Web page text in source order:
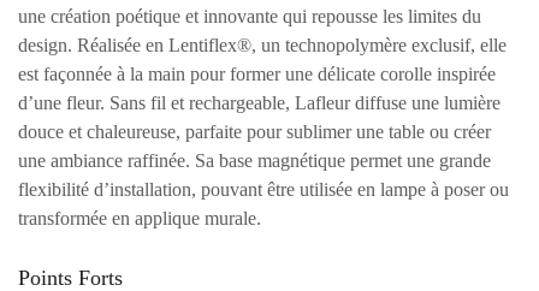
une création poétique et innovante qui repousse les limites du
design. Réalisée en Lentiflex®, un technopolymère exclusif, elle
est façonnée à la main pour former une délicate corolle inspirée
d’une fleur. Sans fil et rechargeable, Lafleur diffuse une lumière
douce et chaleureuse, parfaite pour sublimer une table ou créer
une ambiance raffinée. Sa base magnétique permet une grande
flexibilité d’installation, pouvant être utilisée en lampe à poser ou
transformée en applique murale.
Points Forts